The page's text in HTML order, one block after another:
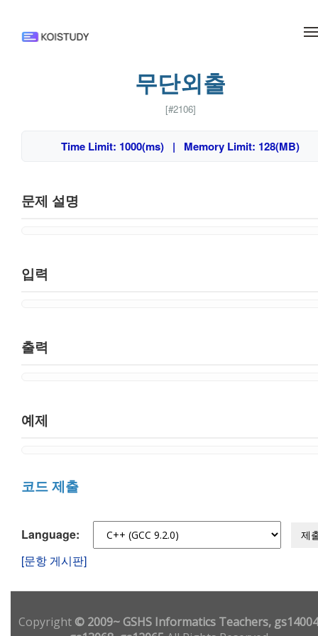
무단외출
[#2106]
Time Limit: 1000(ms) | Memory Limit: 128(MB)
문제 설명
입력
출력
예제
코드 제출
Language: 제
[문항 게시판]
Copyright© 2009~ GSHS Informatics Teachers,